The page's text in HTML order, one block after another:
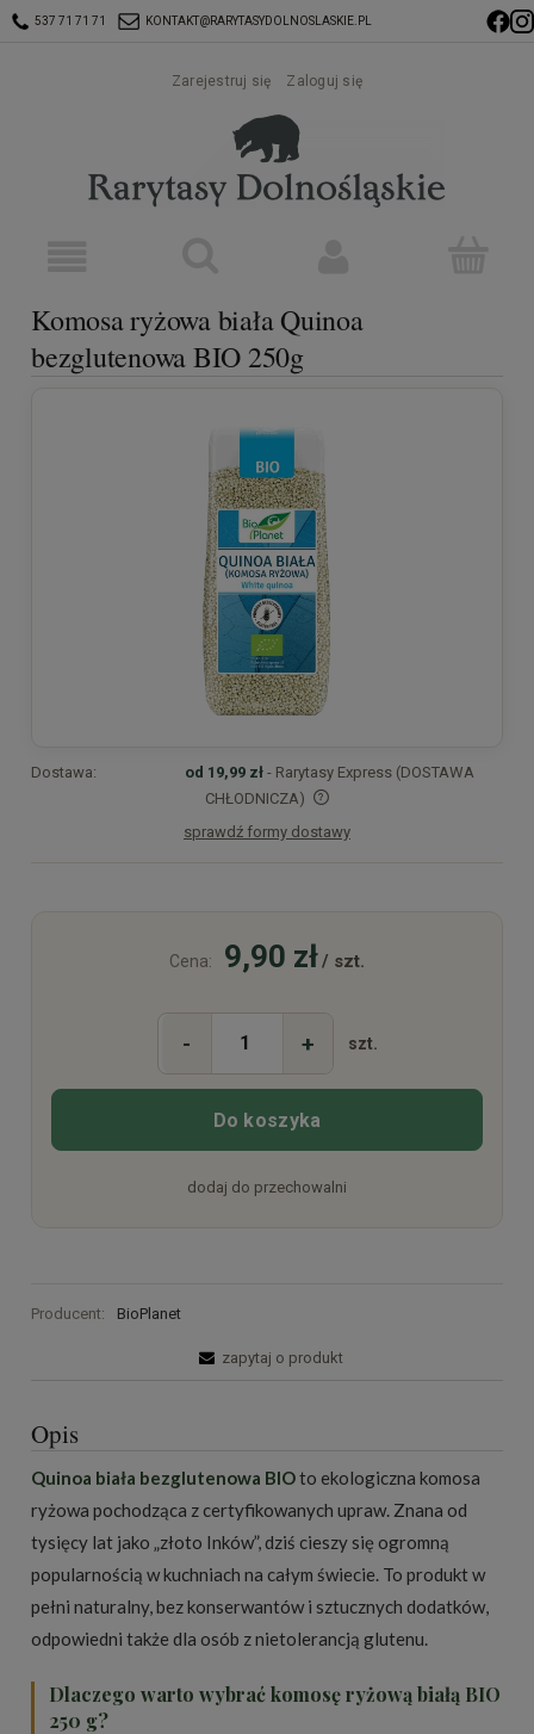
537 71 71 71 KONTAKT@RARYTASYDOLNOSLASKIE.PL
Zarejestruj się Zaloguj się
Komosa ryżowa biała Quinoa
bezglutenowa BIO 250g
Dostawa: od 19,99 zł - Rarytasy Express (DOSTAWA
CHŁODNICZA)
Cena nie zawiera ewentualnych kosztów płatności
sprawdź formy dostawy
Cena: 9,90 zł/ szt.
- + szt.
Do koszyka
dodaj do przechowalni
Producent: BioPlanet
zapytaj o produkt
Opis
Quinoa biała bezglutenowa BIOto ekologiczna komosa
ryżowa pochodząca z certyfikowanych upraw. Znana od
tysięcy lat jako „złoto Inków”, dziś cieszy się ogromną
popularnością w kuchniach na całym świecie. To produkt w
pełni naturalny, bez konserwantów i sztucznych dodatków,
odpowiedni także dla osób z nietolerancją glutenu.
Dlaczego warto wybrać komosę ryżową białą BIO
250 g?